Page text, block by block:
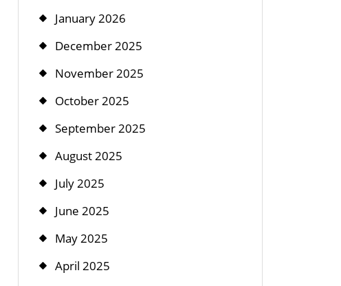
January 2026
December 2025
November 2025
October 2025
September 2025
August 2025
July 2025
June 2025
May 2025
April 2025